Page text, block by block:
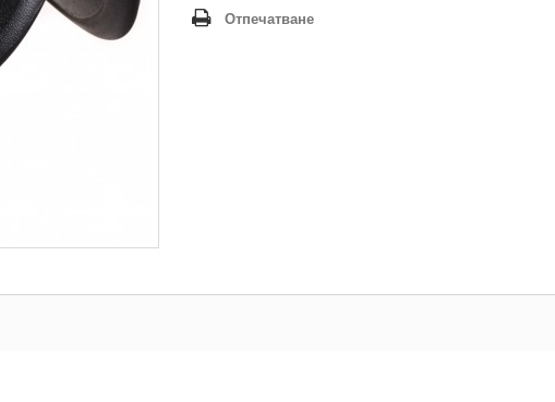
Отпечатване